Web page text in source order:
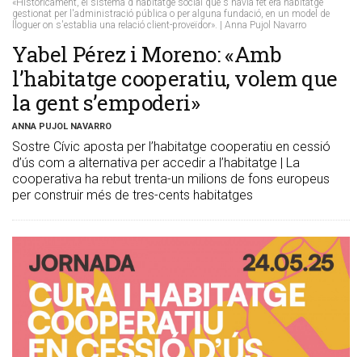
«Històricament, el sistema d'habitatge social que s'havia fet era habitatge
gestionat per l'administració pública o per alguna fundació, en un model de
lloguer on s'establia una relació client-proveïdor». | Anna Pujol Navarro
Yabel Pérez i Moreno: «Amb
l’habitatge cooperatiu, volem que
la gent s’empoderi»
ANNA PUJOL NAVARRO
Sostre Cívic aposta per l’habitatge cooperatiu en cessió
d’ús com a alternativa per accedir a l’habitatge | La
cooperativa ha rebut trenta-un milions de fons europeus
per construir més de tres-cents habitatges